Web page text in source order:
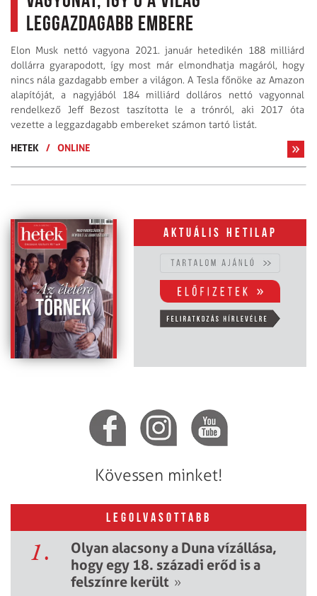
leggazdagabb embere
Elon Musk nettó vagyona 2021. január hetedikén 188 milliárd
dollárra gyarapodott, így most már elmondhatja magáról, hogy
nincs nála gazdagabb ember a világon. A Tesla főnöke az Amazon
alapítóját, a nagyjából 184 milliárd dolláros nettó vagyonnal
rendelkező Jeff Bezost taszította le a trónról, aki 2017 óta
vezette a leggazdagabb embereket számon tartó listát.
HETEK
/ ONLINE
Aktuális hetilap
Kövessen minket!
LEGOLVASOTTABB
1.
Olyan alacsony a Duna vízállása,
hogy egy 18. századi erőd is a
felszínre került »